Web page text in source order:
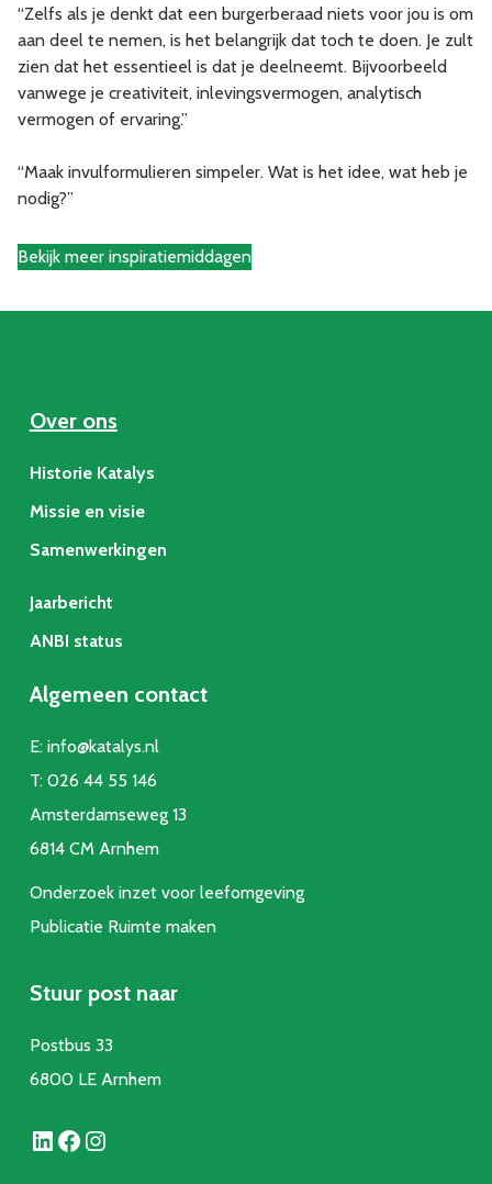
“Zelfs als je denkt dat een burgerberaad niets voor jou is om
aan deel te nemen, is het belangrijk dat toch te doen. Je zult
zien dat het essentieel is dat je deelneemt. Bijvoorbeeld
vanwege je creativiteit, inlevingsvermogen, analytisch
vermogen of ervaring.”
“Maak invulformulieren simpeler. Wat is het idee, wat heb je
nodig?”
Bekijk meer inspiratiemiddagen
Over ons
Historie Katalys
Missie en visie
Samenwerkingen
Jaarbericht
ANBI status
Algemeen contact
E: info@katalys.nl
T: 026 44 55 146
Amsterdamseweg 13
6814 CM Arnhem
Onderzoek inzet voor leefomgeving
Publicatie Ruimte maken
Stuur post naar
Postbus 33
6800 LE Arnhem
LinkedIn Facebook Instagram